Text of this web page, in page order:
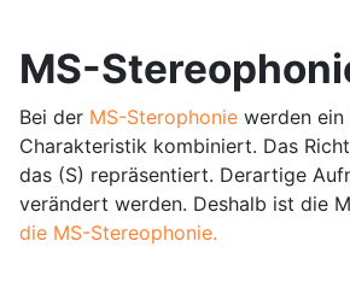
MS-
Bei der MS-Sterophonie werden ein
Charakteristik kombiniert. Das
das (S) repräsentiert. Derartige
verändert werden. Deshalb ist die
die MS-Stereophonie.